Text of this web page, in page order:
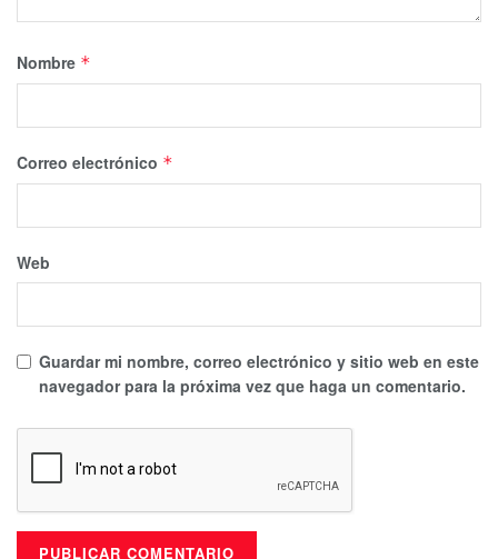
Nombre *
Correo electrónico *
Web
Guardar mi nombre, correo electrónico y sitio web en este
navegador para la próxima vez que haga un comentario.